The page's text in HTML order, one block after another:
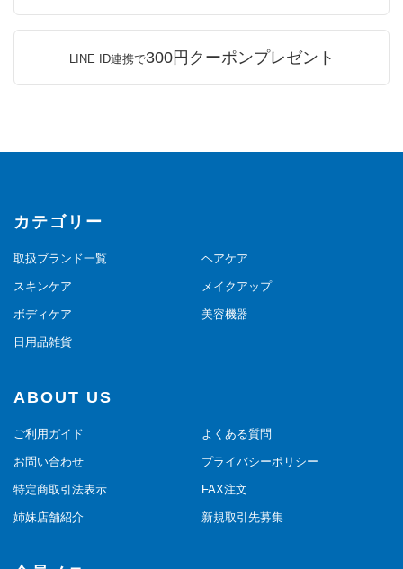
LINE ID連携で300円クーポンプレゼント
カテゴリー
取扱ブランド一覧 ヘアケア
スキンケア メイクアップ
ボディケア 美容機器
日用品雑貨
ABOUT US
ご利用ガイド よくある質問
お問い合わせ プライバシーポリシー
特定商取引法表示 FAX注文
姉妹店舗紹介 新規取引先募集